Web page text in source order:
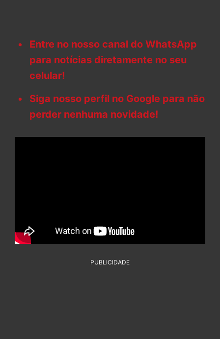
Entre no nosso canal do WhatsApp
para notícias diretamente no seu
celular!
Siga nosso perfil no Google para não
perder nenhuma novidade!
PUBLICIDADE